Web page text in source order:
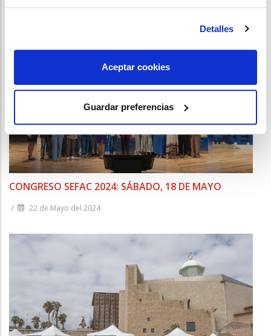
Detalles
Aceptar cookies
Guardar preferencias
CONGRESO SEFAC 2024: SÁBADO, 18 DE MAYO
/ 22 de Mayo del 2024